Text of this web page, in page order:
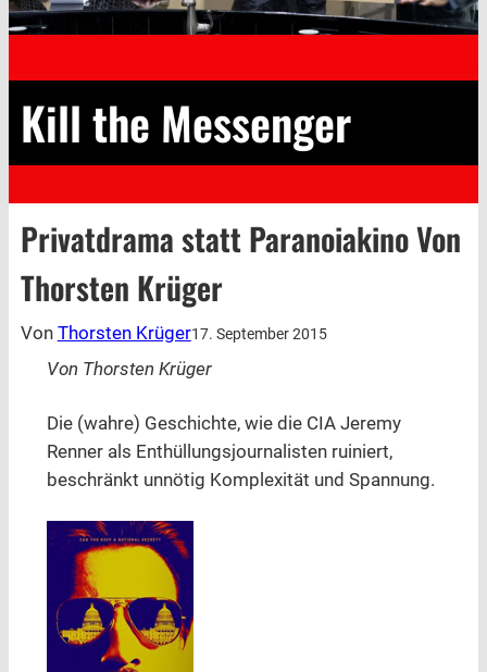
Kill the Messenger
Privatdrama statt Paranoiakino Von
Thorsten Krüger
Von Thorsten Krüger17. September 2015
Von Thorsten Krüger
Die (wahre) Geschichte, wie die CIA Jeremy
Renner als Enthüllungsjournalisten ruiniert,
beschränkt unnötig Komplexität und Spannung.